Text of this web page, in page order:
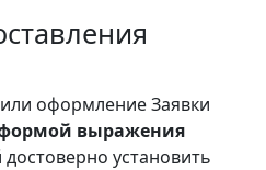
оформление Заявки
выражения
установить